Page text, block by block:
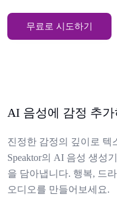
무료로 시도하기
AI 음성에 감정 추가
진정한 감정의 깊이로 텍
Speaktor의 AI 음성 생성
을 담아냅니다. 행복, 드
오디오를 만들어보세요.